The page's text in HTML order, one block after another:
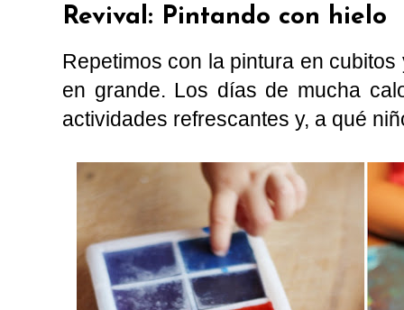
Revival: Pintando con hielo
Repetimos con la pintura en
en grande. Los días de mucha
actividades refrescantes y, a qué